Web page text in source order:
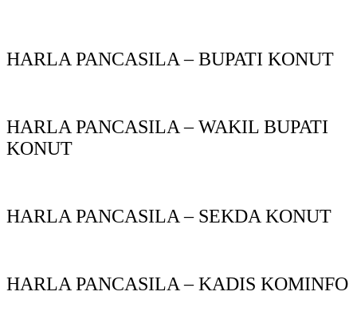
HARLA PANCASILA – BUPATI KONUT
HARLA PANCASILA – WAKIL BUPATI
KONUT
HARLA PANCASILA – SEKDA KONUT
HARLA PANCASILA – KADIS KOMINFO